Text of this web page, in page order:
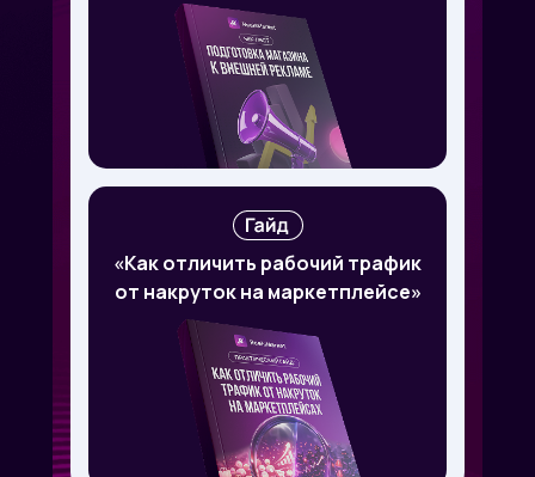
«Как отличить рабочий трафик
от накруток на маркетплейсе»